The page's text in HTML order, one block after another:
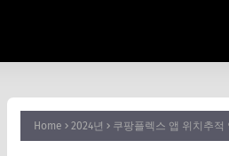
Home 2024년 쿠팡플렉스 앱 위치추적